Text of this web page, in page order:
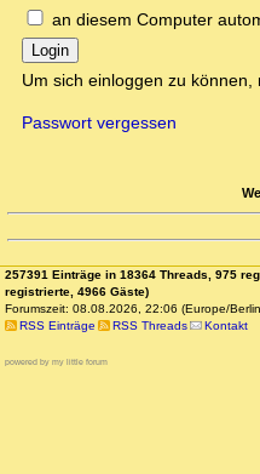
an diesem Computer
Login
Um sich einloggen zu
Passwort vergessen
257391 Einträge in 18364 Threads, 975
registrierte, 4966 Gäste)
Forumszeit: 08.08.2026, 22:06 (Europe/
RSS Einträge
RSS Threads Kontakt
powered by my little forum